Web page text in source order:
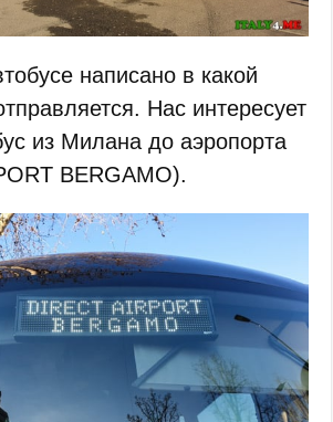
написано в какой
Нас интересует
из Милана до аэропорта
BERGAMO).